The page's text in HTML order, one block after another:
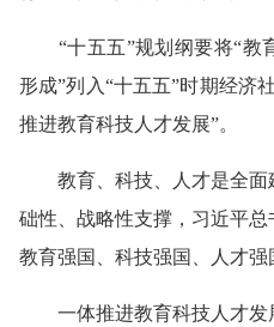
“十五五”规划纲要将“教
形成”列入“十五五”时期经济
推进教育科技人才发展”。
教育、科技、人才是全面
础性、战略性支撑，习近平
教育强国、科技强国、人才强
一体推进教育科技人才发